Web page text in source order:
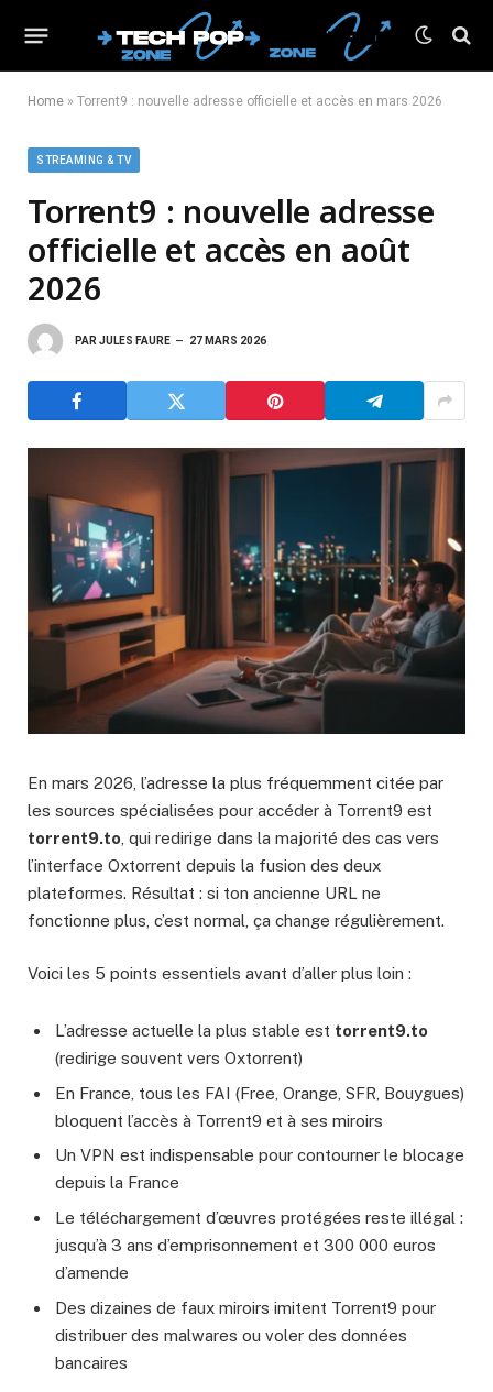
Home » Torrent9 : nouvelle adresse officielle et accès en mars 2026
STREAMING & TV
Torrent9 : nouvelle adresse
officielle et accès en août
2026
PAR JULES FAURE 27 MARS 2026
En mars 2026, l’adresse la plus fréquemment citée par
les sources spécialisées pour accéder à Torrent9 est
torrent9.to , qui redirige dans la majorité des cas vers
l’interface Oxtorrent depuis la fusion des deux
plateformes. Résultat : si ton ancienne URL ne
fonctionne plus, c’est normal, ça change régulièrement.
Voici les 5 points essentiels avant d’aller plus loin :
L’adresse actuelle la plus stable est torrent9.to
(redirige souvent vers Oxtorrent)
En France, tous les FAI (Free, Orange, SFR, Bouygues)
bloquent l’accès à Torrent9 et à ses miroirs
Un VPN est indispensable pour contourner le blocage
depuis la France
Le téléchargement d’œuvres protégées reste illégal :
jusqu’à 3 ans d’emprisonnement et 300 000 euros
d’amende
Des dizaines de faux miroirs imitent Torrent9 pour
distribuer des malwares ou voler des données
bancaires